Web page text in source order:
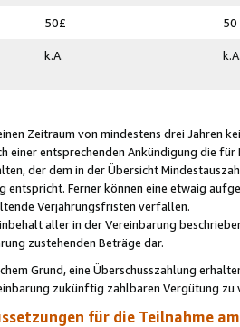
50£ 50
k.A.
Zeitraum von mindestens drei Jahren
einer entsprechenden Ankündigung die
der dem in der Übersicht
entspricht. Ferner können eine etwaig
Verjährungsfristen verfallen.
aller in der Vereinbarung
zustehenden Beträge dar.
Grund, eine Überschusszahlung
zukünftig zahlbaren Vergütung zu
für die Teilnahme